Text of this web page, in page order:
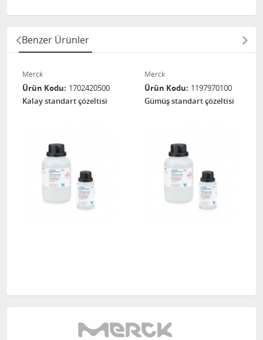
Benzer Ürünler
Merck
Ürün Kodu 1702420500
Kalay standart çözeltisi
Merck
Ürün Kodu 1197970100
Gümüş standart çözeltisi